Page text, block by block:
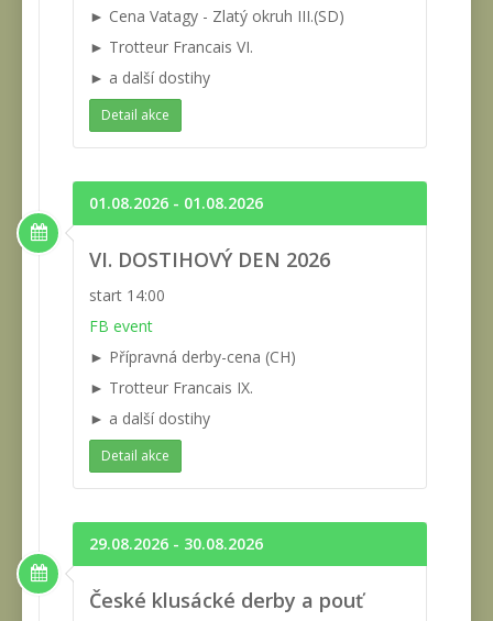
► Cena Vatagy - Zlatý okruh III.(SD)
► Trotteur Francais VI.
► a další dostihy
Detail akce
01.08.2026 - 01.08.2026
VI. DOSTIHOVÝ DEN 2026
start 14:00
FB event
► Přípravná derby-cena (CH)
► Trotteur Francais IX.
► a další dostihy
Detail akce
29.08.2026 - 30.08.2026
České klusácké derby a pouť